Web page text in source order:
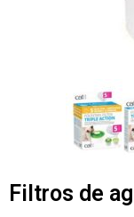
Filtros de